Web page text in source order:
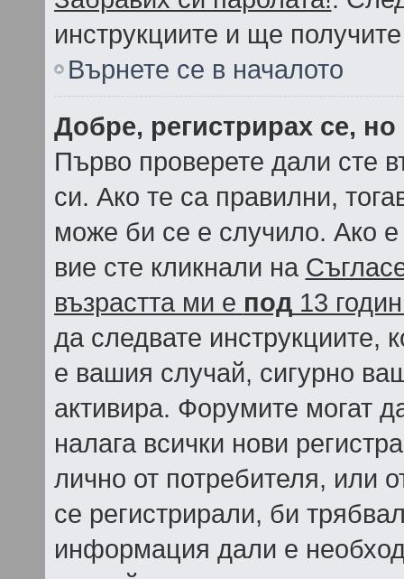
инструкциите и ще
Върнете се в началото
Добре, регистрирах се,
Първо проверете дали сте
си. Ако те са правилни,
може би се е случило. Ако
вие сте кликнали на
възрастта ми е под13
да следвате инструкциите,
е вашия случай, сигурно
активира. Форумите могат
налага всички нови
лично от потребителя, или
се регистрирали, би
информация дали е